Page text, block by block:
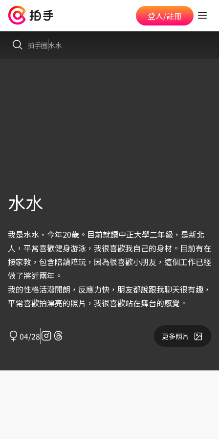
登入/註冊
拍手圈水水
水水
我是水水，今年20歲。目前就讀中正大學二年級，是新北
人，平常喜歡健身游泳，我很喜歡我自己的身材。目前有在
接家教，包含陪讀陪玩，因為很喜歡小朋友，這個工作已經
做了將近兩年。
我的性格活潑開朗，反應力快，朋友都說跟我聊天很有趣，
平常喜歡拍漂亮的照片，我很喜歡站在舞台的感覺。
04/28 更多照片